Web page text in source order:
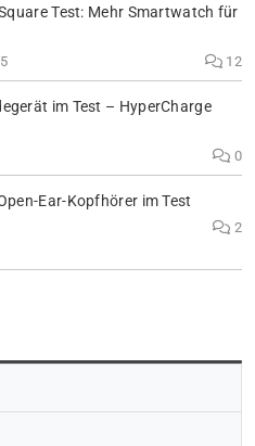
Test: Mehr Smartwatch für
12
im Test – HyperCharge
0
Ear-Kopfhörer im Test
2